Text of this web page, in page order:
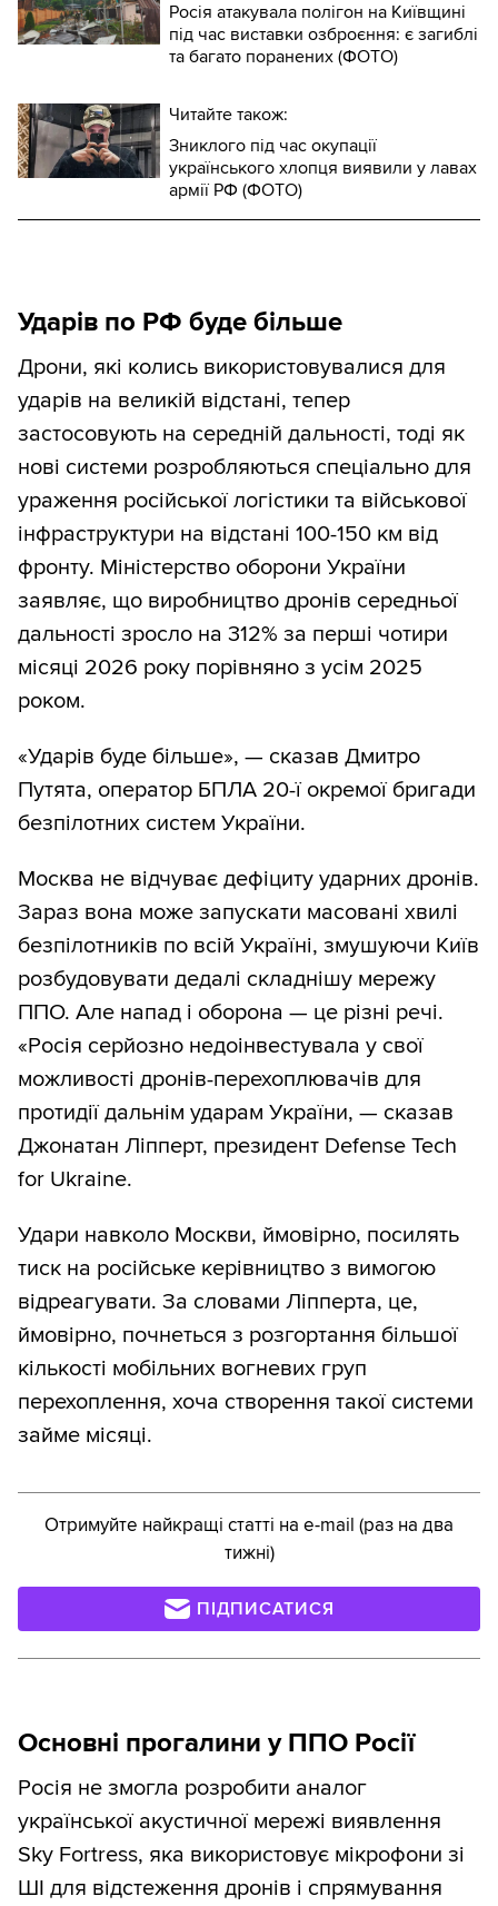
Росія атакувала полігон на Київщині
під час виставки озброєння: є загиблі
та багато поранених (ФОТО)
Читайте також:
Зниклого під час окупації
українського хлопця виявили у лавах
армії РФ (ФОТО)
Ударів по РФ буде більше
Дрони, які колись використовувалися для
ударів на великій відстані, тепер
застосовують на середній дальності, тоді як
нові системи розробляються спеціально для
ураження російської логістики та військової
інфраструктури на відстані 100-150 км від
фронту. Міністерство оборони України
заявляє, що виробництво дронів середньої
дальності зросло на 312% за перші чотири
місяці 2026 року порівняно з усім 2025
роком.
«Ударів буде більше», — сказав Дмитро
Путята, оператор БПЛА 20-ї окремої бригади
безпілотних систем України.
Москва не відчуває дефіциту ударних дронів.
Зараз вона може запускати масовані хвилі
безпілотників по всій Україні, змушуючи Київ
розбудовувати дедалі складнішу мережу
ППО. Але напад і оборона — це різні речі.
«Росія серйозно недоінвестувала у свої
можливості дронів-перехоплювачів для
протидії дальнім ударам України, — сказав
Джонатан Ліпперт, президент Defense Tech
for Ukraine.
Удари навколо Москви, ймовірно, посилять
тиск на російське керівництво з вимогою
відреагувати. За словами Ліпперта, це,
ймовірно, почнеться з розгортання більшої
кількості мобільних вогневих груп
перехоплення, хоча створення такої системи
займе місяці.
Отримуйте найкращі статті на e-mail (раз на два
тижні)
ПІДПИСАТИСЯ
Основні прогалини у ППО Росії
Росія не змогла розробити аналог
української акустичної мережі виявлення
Sky Fortress, яка використовує мікрофони зі
ШІ для відстеження дронів і спрямування